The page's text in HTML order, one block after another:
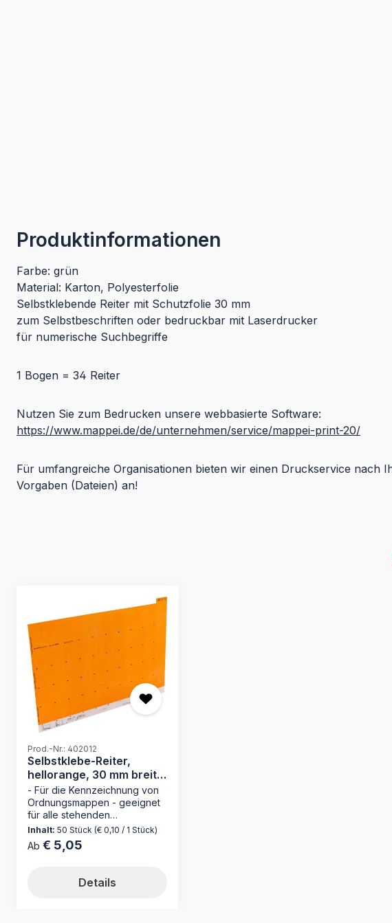
Produktinformationen
Farbe: grün
Material: Karton, Polyesterfolie
Selbstklebende Reiter mit Schutzfolie 30 mm
zum Selbstbeschriften oder bedruckbar mit Laserdrucker
für numerische Suchbegriffe
1 Bogen = 34 Reiter
Nutzen Sie zum Bedrucken unsere webbasierte Software:
https://www.mappei.de/de/unternehmen/service/mappei-print-20/
Für umfangreiche Organisationen bieten wir einen Druckservice nach
Vorgaben (Dateien) an!
Produktgalerie überspringen
Prod.-Nr.: 402012
Selbstklebe-Reiter,
hellorange, 30 mm breit,
Karton
- Für die Kennzeichnung von
Ordnungsmappen - geeignet
für alle stehenden
Registraturen - Made in
Germany Der
Selbstklebereiter 402012
die perfekte Ergänzung für
Ihre Ordnungsmappen. Mit
Inhalt: 50 Stück (€ 0,10 / 1 Stück)
Regulärer Preis:
Ab € 5,05
Details